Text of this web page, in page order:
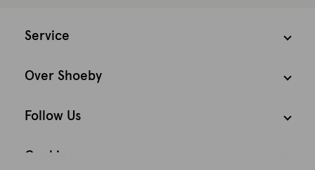
Service
Over Shoeby
Follow Us
Cookies